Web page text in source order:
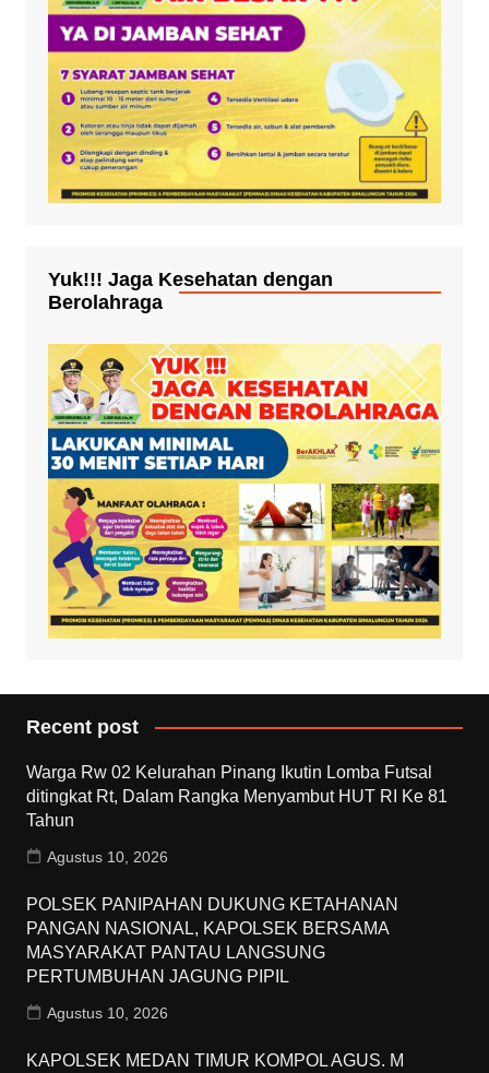
Yuk!!! Jaga Kesehatan dengan
Berolahraga
Recent post
Warga Rw 02 Kelurahan Pinang Ikutin Lomba Futsal
ditingkat Rt, Dalam Rangka Menyambut HUT RI Ke 81
Tahun
Agustus 10, 2026
POLSEK PANIPAHAN DUKUNG KETAHANAN
PANGAN NASIONAL, KAPOLSEK BERSAMA
MASYARAKAT PANTAU LANGSUNG
PERTUMBUHAN JAGUNG PIPIL
Agustus 10, 2026
KAPOLSEK MEDAN TIMUR KOMPOL AGUS. M